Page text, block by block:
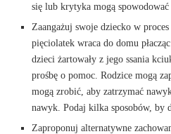
się lub krytyka mogą
Zaangażuj swoje dziecko w
pięciolatek wraca do domu
dzieci żartowały z jego ssania
prośbę o pomoc. Rodzice mogą
mogą zrobić, aby zatrzymać
nawyk. Podaj kilka sposobów, by
Zaproponuj alternatywne